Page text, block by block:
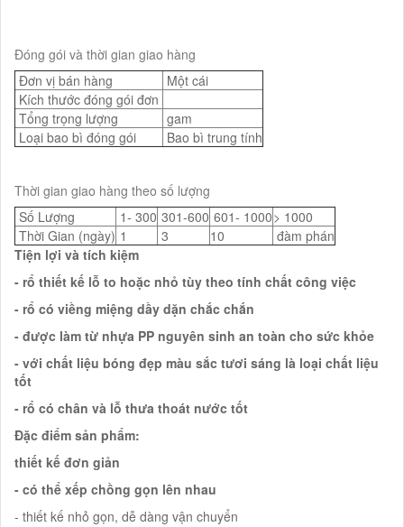
Đóng gói và thời gian giao hàng
Đơn vị bán hàng
Một cái
Kích thước đóng gói đơn
Tổng trọng lượng
gam
Loại bao bì đóng gói
Bao bì trung tính
Thời gian giao hàng theo số lượng
Số Lượng
1- 300 301-600 601- 1000> 1000
Thời Gian (ngày) 1 3 10
đàm phán
Tiện lợi và tích kiệm
- rổ thiết kế lỗ to hoặc nhỏ tùy theo tính chất công việc
- rổ có viềng miệng dầy dặn chắc chắn
- được làm từ nhựa PP nguyên sinh an toàn cho sức khỏe
- với chất liệu bóng đẹp màu sắc tươi sáng là loại chất liệu
tốt
- rổ có chân và lỗ thưa thoát nước tốt
Đặc điểm sản phẩm:
thiết kế đơn giản
- có thể xếp chồng gọn lên nhau
- thiết kế nhỏ gọn, dễ dàng vận chuyển